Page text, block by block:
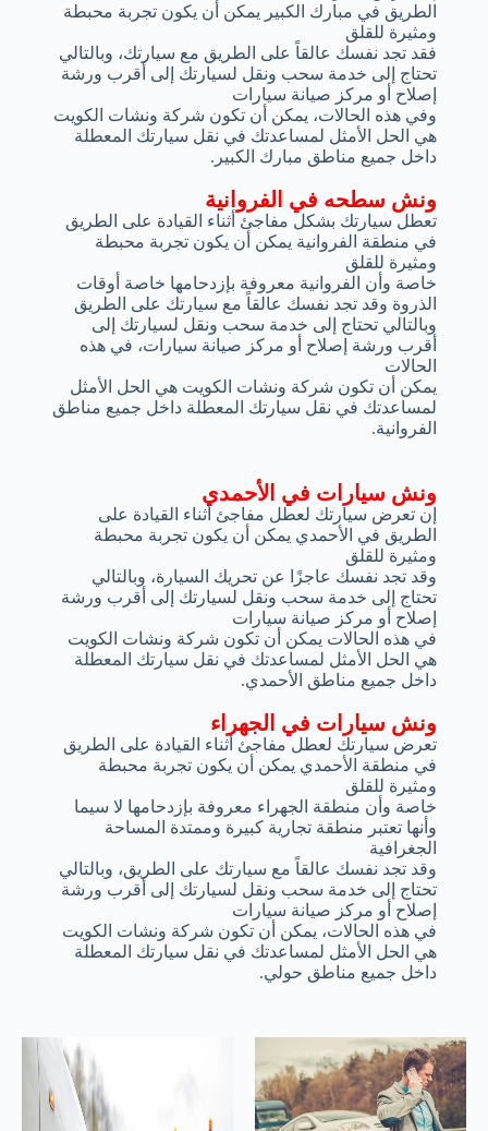
ونش سطحه في الفروانية
تعطل سيارتك بشكل مفاجئ أثناء القيادة على الطريق
في منطقة الفروانية يمكن أن يكون تجربة محبطة
ومثيرة للقلق
خاصة وأن الفروانية معروفة بإزدحامها خاصة أوقات
الذروة وقد تجد نفسك عالقاً مع سيارتك على الطريق
وبالتالي تحتاج إلى خدمة سحب ونقل لسيارتك إلى
أقرب ورشة إصلاح أو مركز صيانة سيارات، في هذه
الحالات
يمكن أن تكون شركة ونشات الكويت هي الحل الأمثل
لمساعدتك في نقل سيارتك المعطلة داخل جميع مناطق
الفروانية.
الطريق في مبارك الكبير يمكن أن يكون تجربة محبطة
ومثيرة للقلق
فقد تجد نفسك عالقاً على الطريق مع سيارتك، وبالتالي
تحتاج إلى خدمة سحب ونقل لسيارتك إلى أقرب ورشة
إصلاح أو مركز صيانة سيارات
وفي هذه الحالات، يمكن أن تكون شركة ونشات الكويت
هي الحل الأمثل لمساعدتك في نقل سيارتك المعطلة
داخل جميع مناطق مبارك الكبير.
ونش سيارات في الجهراء
تعرض سيارتك لعطل مفاجئ أثناء القيادة على الطريق
في منطقة الأحمدي يمكن أن يكون تجربة محبطة
ومثيرة للقلق
خاصة وأن منطقة الجهراء معروفة بإزدحامها لا سيما
وأنها تعتبر منطقة تجارية كبيرة وممتدة المساحة
الجغرافية
وقد تجد نفسك عالقاً مع سيارتك على الطريق، وبالتالي
تحتاج إلى خدمة سحب ونقل لسيارتك إلى أقرب ورشة
إصلاح أو مركز صيانة سيارات
في هذه الحالات، يمكن أن تكون شركة ونشات الكويت
هي الحل الأمثل لمساعدتك في نقل سيارتك المعطلة
داخل جميع مناطق حولي.
ونش سيارات في الأحمدي
إن تعرض سيارتك لعطل مفاجئ أثناء القيادة على
الطريق في الأحمدي يمكن أن يكون تجربة محبطة
ومثيرة للقلق
وقد تجد نفسك عاجزًا عن تحريك السيارة، وبالتالي
تحتاج إلى خدمة سحب ونقل لسيارتك إلى أقرب ورشة
إصلاح أو مركز صيانة سيارات
في هذه الحالات يمكن أن تكون شركة ونشات الكويت
هي الحل الأمثل لمساعدتك في نقل سيارتك المعطلة
داخل جميع مناطق الأحمدي.